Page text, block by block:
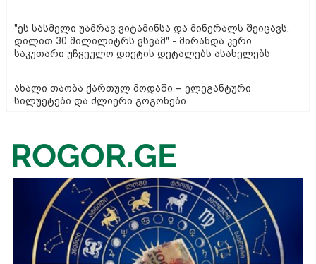
"ეს სასმელი უამრავ ვიტამინსა და მინერალს შეიცავს.
დილით 30 მილილიტრს ვსვამ" - მირანდა კერი
საკუთარი უჩვეულო დიეტის დეტალებს ასახელებს
ახალი თაობა ქართულ მოდაში – ელეგანტური
სილუეტები და ძლიერი გოგონები